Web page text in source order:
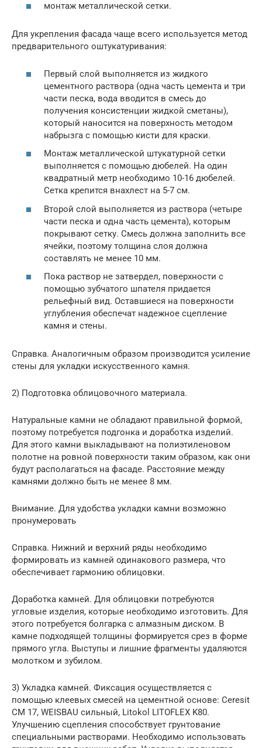
монтаж металлической сетки.
Для укрепления фасада чаще всего используется метод
предварительного оштукатуривания:
Первый слой выполняется из жидкого
цементного раствора (одна часть цемента и три
части песка, вода вводится в смесь до
получения консистенции жидкой сметаны),
который наносится на поверхность методом
набрызга с помощью кисти для краски.
Монтаж металлической штукатурной сетки
выполняется с помощью дюбелей. На один
квадратный метр необходимо 10-16 дюбелей.
Сетка крепится внахлест на 5-7 см.
Второй слой выполняется из раствора (четыре
части песка и одна часть цемента), которым
покрывают сетку. Смесь должна заполнить все
ячейки, поэтому толщина слоя должна
составлять не менее 10 мм.
Пока раствор не затвердел, поверхности с
помощью зубчатого шпателя придается
рельефный вид. Оставшиеся на поверхности
углубления обеспечат надежное сцепление
камня и стены.
Справка. Аналогичным образом производится усиление
стены для укладки искусственного камня.
2) Подготовка облицовочного материала.
Натуральные камни не обладают правильной формой,
поэтому потребуется подгонка и доработка изделий.
Для этого камни выкладывают на полиэтиленовом
полотне на ровной поверхности таким образом, как они
будут располагаться на фасаде. Расстояние между
камнями должно быть не менее 8 мм.
Внимание. Для удобства укладки камни возможно
пронумеровать
Справка. Нижний и верхний ряды необходимо
формировать из камней одинакового размера, что
обеспечивает гармонию облицовки.
Доработка камней. Для облицовки потребуются
угловые изделия, которые необходимо изготовить. Для
этого потребуется болгарка с алмазным диском. В
камне подходящей толщины формируется срез в форме
прямого угла. Выступы и лишние фрагменты удаляются
молотком и зубилом.
3) Укладка камней. Фиксация осуществляется с
помощью клеевых смесей на цементной основе: Ceresit
СМ 17, WEISBAU сильный, Litokol LITOFLEX K80.
Улучшению сцепления способствует грунтование
специальными растворами. Необходимо использовать